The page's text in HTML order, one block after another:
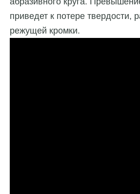
приведет к потере твердости,
режущей кромки.